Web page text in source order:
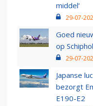
middel’
29-07-
Goed
op
29-07-
Japanse
bezorgt
E190-E2